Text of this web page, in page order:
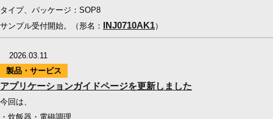
タイプ、パッケージ：SOP8
サンプル受付開始。（形名： INJ0710AK1）
2026.03.11
製品・サービス
アプリケーションガイドページを更新しました
今回は、
・炊飯器・電磁調理